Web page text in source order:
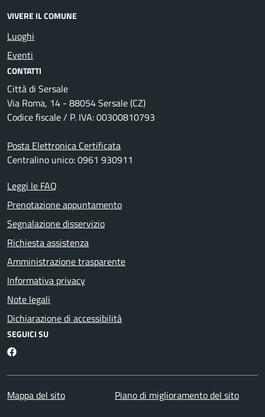
VIVERE IL COMUNE
Luoghi
Eventi
CONTATTI
Città di Sersale
Via Roma, 14 - 88054 Sersale (CZ)
Codice fiscale / P. IVA: 00300810793
Posta Elettronica Certificata
Centralino unico: 0961 930911
Leggi le FAQ
Prenotazione appuntamento
Segnalazione disservizio
Richiesta assistenza
Amministrazione trasparente
Informativa privacy
Note legali
Dichiarazione di accessibilità
SEGUICI SU
Facebook
Mappa del sito Piano di miglioramento del sito